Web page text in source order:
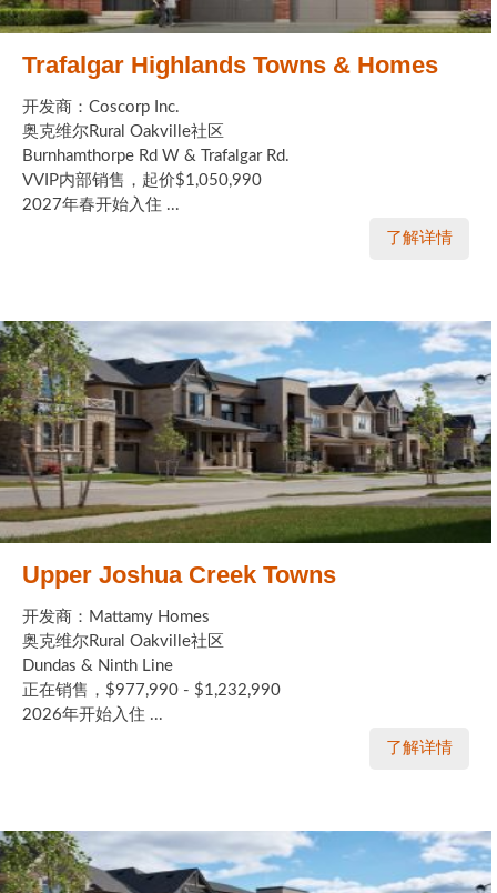
Trafalgar Highlands Towns & Homes
开发商：Coscorp Inc.
奥克维尔Rural Oakville社区
Burnhamthorpe Rd W & Trafalgar Rd.
VVIP内部销售，起价$1,050,990
2027年春开始入住 ...
了解详情
Upper Joshua Creek Towns
开发商：Mattamy Homes
奥克维尔Rural Oakville社区
Dundas & Ninth Line
正在销售，$977,990 - $1,232,990
2026年开始入住 ...
了解详情